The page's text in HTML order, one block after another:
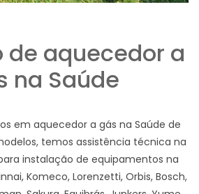
de aquecedor a
na Saúde
em aquecedor a gás na Saúde de
temos assistência técnica na
instalação de equipamentos na
Komeco, Lorenzetti, Orbis, Bosch,